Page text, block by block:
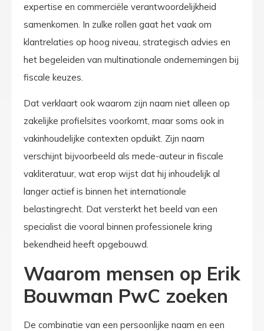
expertise en commerciële verantwoordelijkheid
samenkomen. In zulke rollen gaat het vaak om
klantrelaties op hoog niveau, strategisch advies en
het begeleiden van multinationale ondernemingen bij
fiscale keuzes.
Dat verklaart ook waarom zijn naam niet alleen op
zakelijke profielsites voorkomt, maar soms ook in
vakinhoudelijke contexten opduikt. Zijn naam
verschijnt bijvoorbeeld als mede-auteur in fiscale
vakliteratuur, wat erop wijst dat hij inhoudelijk al
langer actief is binnen het internationale
belastingrecht. Dat versterkt het beeld van een
specialist die vooral binnen professionele kring
bekendheid heeft opgebouwd.
Waarom mensen op Erik
Bouwman PwC zoeken
De combinatie van een persoonlijke naam en een